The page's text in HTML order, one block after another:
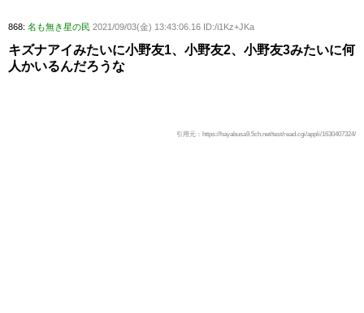
868: 名も無き星の民 2021/09/03(金) 13:43:06.16 ID:/i1Kz+JKa
キズナアイみたいに小野友1、小野友2、小野友3みたいに何
人かいるんだろうな
引用元：https://hayabusa9.5ch.net/test/read.cgi/appli/1630407324/